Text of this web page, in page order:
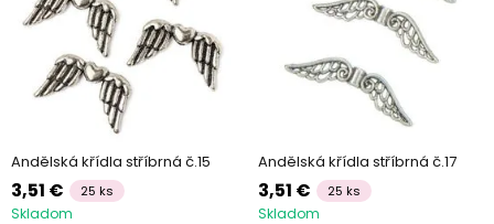
Andělská křídla stříbrná č.15
3,51 € 25 ks
Skladom
Andělská křídla stříbrná č.17
3,51 € 25 ks
Skladom